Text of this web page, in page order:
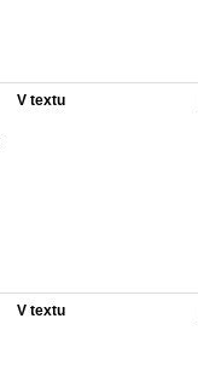
V textu
V textu